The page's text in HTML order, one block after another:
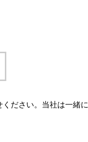
ださい。当社は一緒